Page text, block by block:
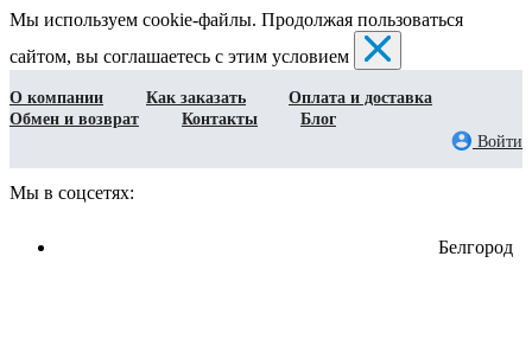
Мы используем cookie-файлы. Продолжая пользоваться
сайтом, вы соглашаетесь с этим условием
О компании Как заказать
Оплата и доставка
Обмен и возврат
Контакты
Блог
Войти
Мы в соцсетях:
Белгород